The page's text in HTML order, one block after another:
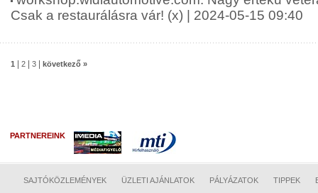
Csak a restaurálásra vár! (x) | 2024-05-15 09:40
1 2 3 következő »
PARTNEREINK
SAJTÓKÖZLEMÉNYEK ÜZLETI AJÁNLATOK PÁLYÁZATOK TIPPEK